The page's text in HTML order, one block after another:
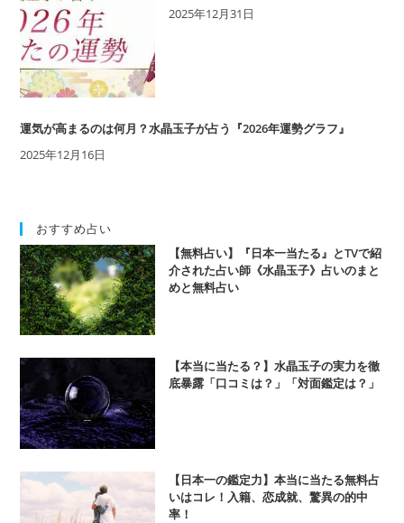
2025年12月31日
運気が高まるのは何月？水晶玉子が占う『2026年運勢グラフ』
2025年12月16日
おすすめ占い
【無料占い】『日本一当たる』とTVで紹
介された占い師《水晶玉子》占いのまと
めと無料占い
【本当に当たる？】水晶玉子の実力を徹
底暴露「口コミは？」「対面鑑定は？」
【日本一の鑑定力】本当に当たる無料占
いはコレ！入籍、恋成就、驚異の的中
率！